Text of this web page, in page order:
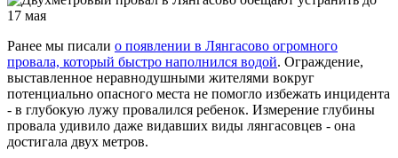
Ранее мы писали о появлении в Лянгасово огромного
провала, который быстро наполнился водой. Ограждение,
выставленное неравнодушными жителями вокруг
потенциально опасного места не помогло избежать инцидента
- в глубокую лужу провалился ребенок. Измерение глубины
провала удивило даже видавших виды лянгасовцев - она
достигала двух метров.